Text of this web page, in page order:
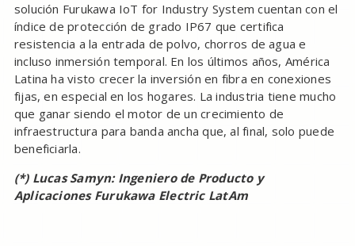
solución Furukawa IoT for Industry System cuentan con el
índice de protección de grado IP67 que certifica
resistencia a la entrada de polvo, chorros de agua e
incluso inmersión temporal. En los últimos años, América
Latina ha visto crecer la inversión en fibra en conexiones
fijas, en especial en los hogares. La industria tiene mucho
que ganar siendo el motor de un crecimiento de
infraestructura para banda ancha que, al final, solo puede
beneficiarla.
(*) Lucas Samyn: Ingeniero de Producto y
Aplicaciones Furukawa Electric LatAm